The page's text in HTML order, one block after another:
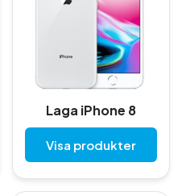
Laga iPhone 8
Visa produkter